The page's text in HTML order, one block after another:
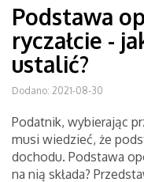
Podstawa
ryczałcie -
ustalić?
Dodano: 2021-08-30
Podatnik, wybierając
musi wiedzieć, że
dochodu. Podstawa
na nią składa?